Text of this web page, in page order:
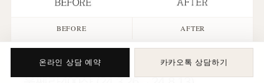
BEFORE AFTER
ULTHERMAGE CASE
온라인 상담 예약 카카오톡 상담하기